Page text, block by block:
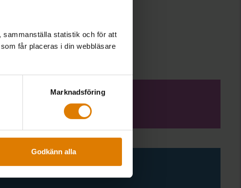
sammanställa statistik och för att
får placeras i din webbläsare
Marknadsföring
Godkänn alla